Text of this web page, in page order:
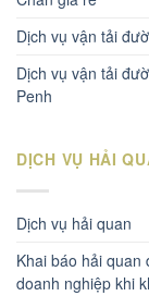
Dịch vụ vận tải
Dịch vụ vận tải
Penh
DỊCH VỤ HẢI
Dịch vụ hải quan
Khai báo hải
doanh nghiệp khi